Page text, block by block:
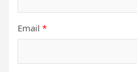
Email *